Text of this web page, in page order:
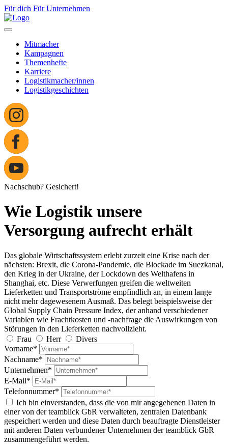
Für dich Für Unternehmen
Mitmacher
Kampagnen
Themenhefte
Karriere
Logistikmacher/innen
Logistikgeschichten
Nachschub? Gesichert!
Wie Logistik unsere
Versorgung aufrecht erhält
Das globale Wirtschaftssystem erlebt zurzeit eine Krise nach der
nächsten: Brexit, die Corona-Pandemie, die Blockade im Suezkanal,
den Krieg in der Ukraine, der Lockdown des Welthafens in
Shanghai, etc. Diese Verwerfungen greifen die weltweiten
Lieferketten und Transportströme empfindlich an, in einem lange
nicht mehr dagewesenem Ausmaß. Das belegt beispielsweise der
Global Supply Chain Pressure Index, der anhand verschiedener
Variablen wie Frachtkosten und -nachfrage die Auswirkungen von
Störungen in den Lieferketten nachvollzieht.
Frau
Herr
Divers
Vorname*
Nachname*
Unternehmen*
E-Mail*
Telefonnummer*
Ich bin einverstanden, dass die von mir angegebenen Daten in
einer von der teamblick GbR verwalteten, zentralen Datenbank
gespeichert werden und diese Daten durch beauftragte Dienstleister
mit anderen Daten verbundener Unternehmen der teamblick GbR
zusammengeführt werden.